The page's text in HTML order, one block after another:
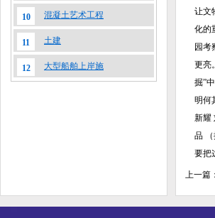
10 混凝土艺术工程
11 土建
12 大型船舶上岸施
让文
化的
园考
更亮
掘”
明何
新耀
品
要把
上一篇：